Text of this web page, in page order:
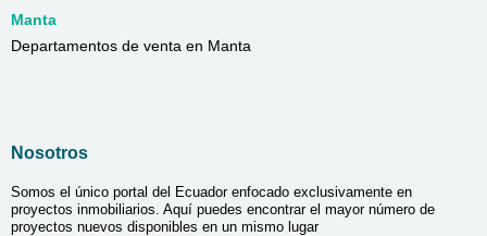
Manta
Departamentos de venta en Manta
Nosotros
Somos el único portal del Ecuador enfocado exclusivamente en
proyectos inmobiliarios. Aquí puedes encontrar el mayor número de
proyectos nuevos disponibles en un mismo lugar